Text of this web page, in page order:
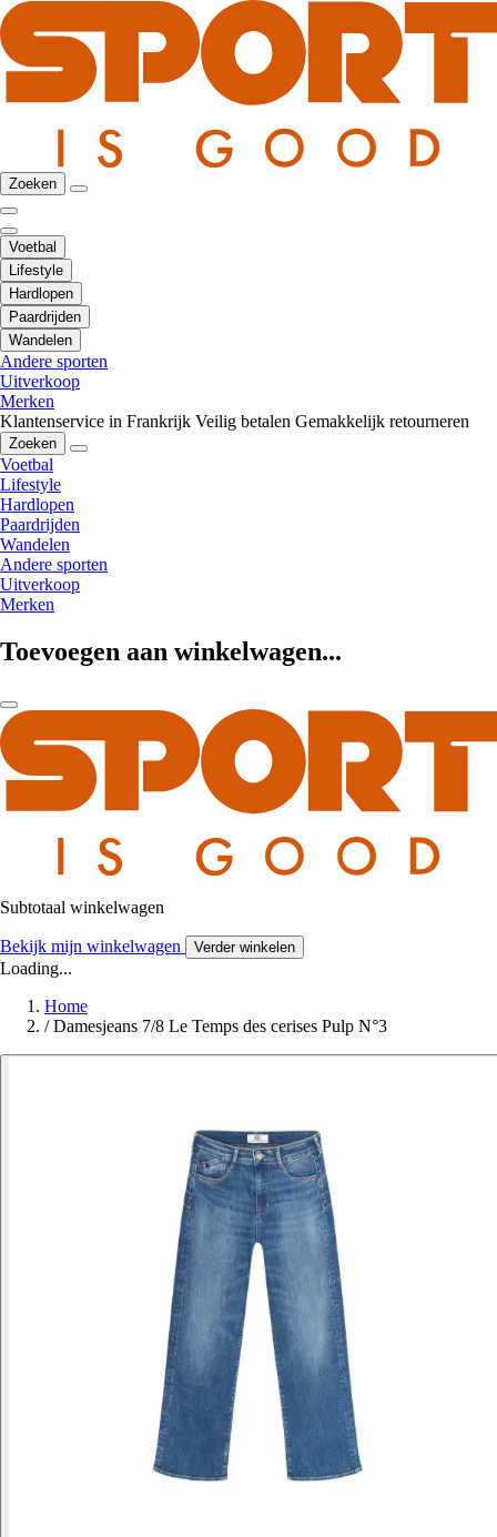
Zoeken
Voetbal
Lifestyle
Hardlopen
Paardrijden
Wandelen
Andere sporten
Uitverkoop
Merken
Klantenservice in Frankrijk Veilig betalen Gemakkelijk retourneren
Zoeken
Voetbal
Lifestyle
Hardlopen
Paardrijden
Wandelen
Andere sporten
Uitverkoop
Merken
Toevoegen aan winkelwagen...
Subtotaal winkelwagen
Bekijk mijn winkelwagen Verder winkelen
Loading...
Home
/ Damesjeans 7/8 Le Temps des cerises Pulp N°3